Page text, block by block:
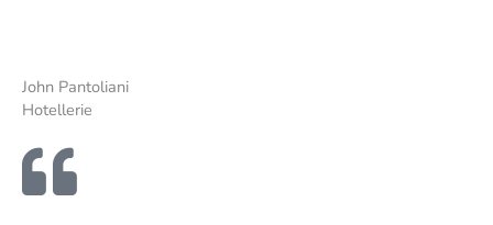
John Pantoliani
Hotellerie